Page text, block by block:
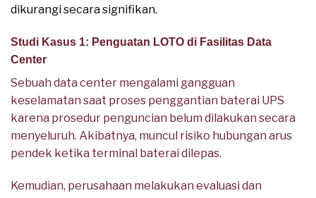
dikurangi secara signifikan.
Studi Kasus 1: Penguatan LOTO di Fasilitas Data
Center
Sebuah data center mengalami gangguan
keselamatan saat proses penggantian baterai UPS
karena prosedur penguncian belum dilakukan secara
menyeluruh. Akibatnya, muncul risiko hubungan arus
pendek ketika terminal baterai dilepas.
Kemudian, perusahaan melakukan evaluasi dan